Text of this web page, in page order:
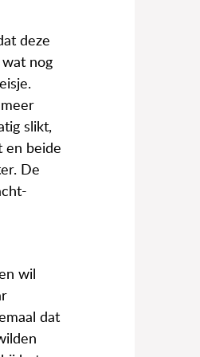
deze
wat nog
slikt,
en beide
De
wil
dat